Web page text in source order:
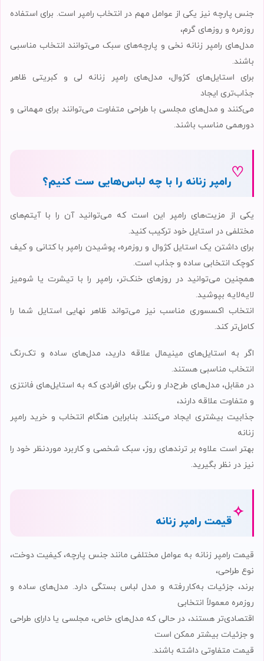
جنس پارچه نیز یکی از عوامل مهم در انتخاب رامپر است. برای استفاده
روزمره و روزهای گرم،
مدل‌های رامپر زنانه نخی و پارچه‌های سبک می‌توانند انتخاب مناسبی
باشند.
برای استایل‌های کژوال، مدل‌های رامپر زنانه لی و کبریتی ظاهر
جذاب‌تری ایجاد
می‌کنند و مدل‌های مجلسی با طراحی متفاوت می‌توانند برای مهمانی و
دورهمی مناسب باشند.
♡رامپر زنانه را با چه لباس‌هایی ست کنیم؟
یکی از مزیت‌های رامپر این است که می‌توانید آن را با آیتم‌های
مختلفی در استایل خود ترکیب کنید.
برای داشتن یک استایل کژوال و روزمره، پوشیدن رامپر با کتانی و کیف
کوچک انتخابی ساده و جذاب است.
همچنین می‌توانید در روزهای خنک‌تر، رامپر را با تیشرت یا شومیز
لایه‌لایه بپوشید.
انتخاب اکسسوری مناسب نیز می‌تواند ظاهر نهایی استایل شما را
کامل‌تر کند.
اگر به استایل‌های مینیمال علاقه دارید، مدل‌های ساده و تک‌رنگ
انتخاب مناسبی هستند.
در مقابل، مدل‌های طرح‌دار و رنگی برای افرادی که به استایل‌های فانتزی
و متفاوت علاقه دارند،
جذابیت بیشتری ایجاد می‌کنند. بنابراین هنگام انتخاب و خرید رامپر
زنانه
بهتر است علاوه بر ترندهای روز، سبک شخصی و کاربرد موردنظر خود را
نیز در نظر بگیرید.
✧قیمت رامپر زنانه
قیمت رامپر زنانه به عوامل مختلفی مانند جنس پارچه، کیفیت دوخت،
نوع طراحی،
برند، جزئیات به‌کاررفته و مدل لباس بستگی دارد. مدل‌های ساده و
روزمره معمولاً انتخابی
اقتصادی‌تر هستند، در حالی که مدل‌های خاص، مجلسی یا دارای طراحی
و جزئیات بیشتر ممکن است
قیمت متفاوتی داشته باشند.